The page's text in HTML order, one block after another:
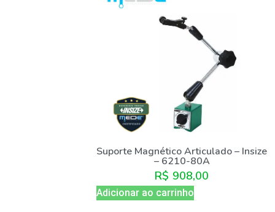
Suporte Magnético Articulado – Insize
– 6210-80A
R$ 908,00
Adicionar ao carrinho